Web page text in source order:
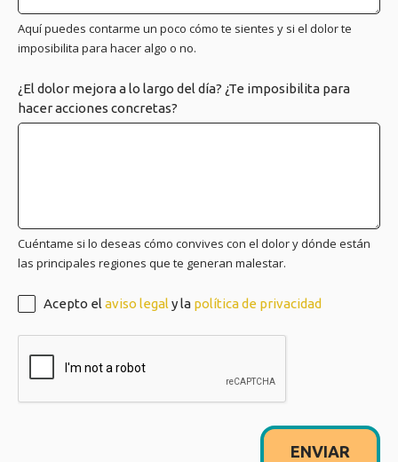
Aquí puedes contarme un poco cómo te sientes y si el dolor te
imposibilita para hacer algo o no.
¿El dolor mejora a lo largo del día? ¿Te imposibilita para
hacer acciones concretas?
Cuéntame si lo deseas cómo convives con el dolor y dónde están
las principales regiones que te generan malestar.
Acepto el aviso legal y la política de privacidad
ENVIAR